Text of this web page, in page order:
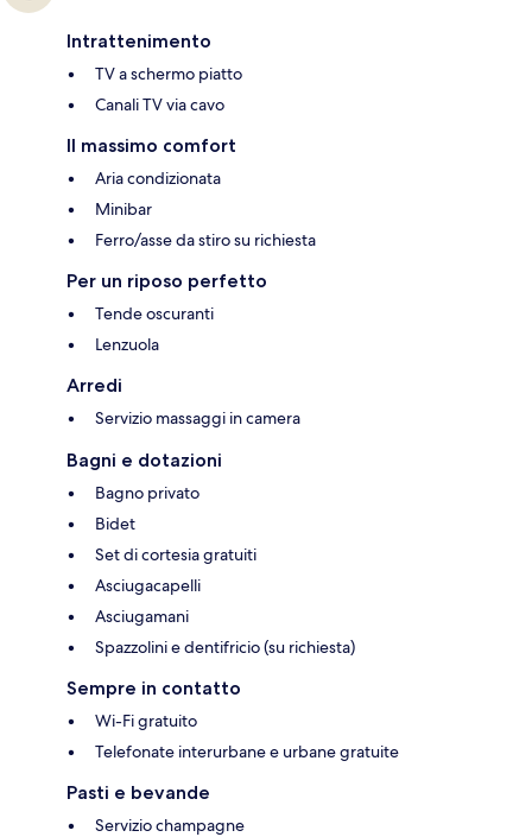
Intrattenimento
TV a schermo piatto
Canali TV via cavo
Il massimo comfort
Aria condizionata
Minibar
Ferro/asse da stiro su richiesta
Per un riposo perfetto
Tende oscuranti
Lenzuola
Arredi
Servizio massaggi in camera
Bagni e dotazioni
Bagno privato
Bidet
Set di cortesia gratuiti
Asciugacapelli
Asciugamani
Spazzolini e dentifricio (su richiesta)
Sempre in contatto
Wi-Fi gratuito
Telefonate interurbane e urbane gratuite
Pasti e bevande
Servizio champagne